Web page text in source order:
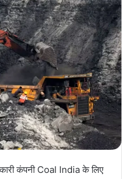
कंपनी Coal India के लिए